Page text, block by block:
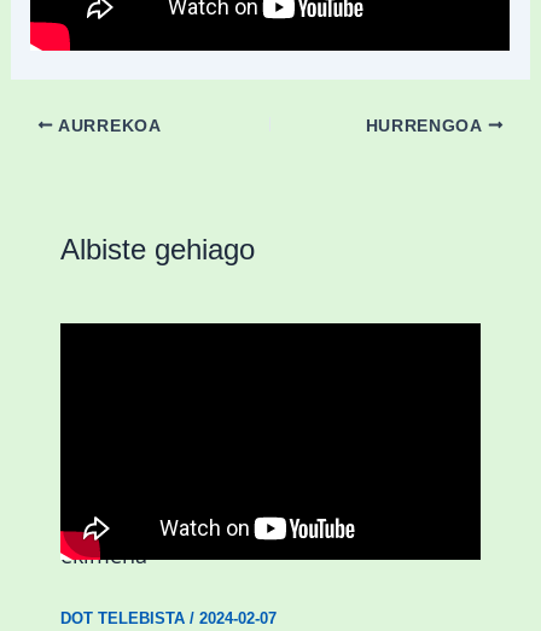
AURREKOA HURRENGOA
Albiste gehiago
D3.0| Gazteei zuzendutako ZUOK
ekimena
DOT TELEBISTA/ 2024-02-07